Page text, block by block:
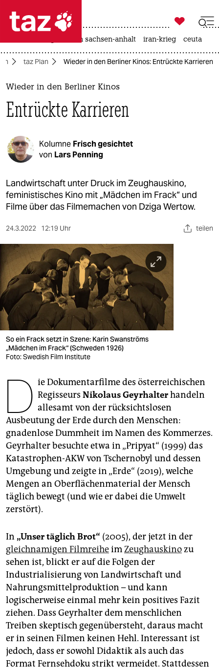
 taz zahl ich
taz zahl ich
themen
politik
öko
gesellschaft
kultur
sport
nord
wahrheit
verlag
verlag
veranstaltungen
shop
fragen & hilfe
unterstützen
genossenschaft
epaper login

taz zahl ich
landtagswahl in sachsen-anhalt iran-krieg ceuta
taz Plan Wieder in den Berliner Kinos: Entrückte Karrieren
Wieder in den Berliner Kinos
Entrückte Karrieren
Kolumne Frisch gesichtet
von Lars Penning
Landwirtschaft unter Druck im Zeughauskino,
feministisches Kino mit „Mädchen im Frack“ und
Filme über das Filmemachen von Dziga Wertow.
24.3.2022 12:19 Uhr teilen
So ein Frack setzt in Szene: Karin Swanströms
„Mädchen im Frack“ (Schweden 1926)
Foto: Swedish Film Institute
D ie Dokumentarfilme des österreichischen
Regisseurs Nikolaus Geyrhalterhandeln
allesamt von der rücksichtslosen
Ausbeutung der Erde durch den Menschen:
gnadenlose Dummheit im Namen des Kommerzes.
Geyrhalter besuchte etwa in „Pripyat“ (1999) das
Katastrophen-AKW von Tschernobyl und dessen
Umgebung und zeigte in „Erde“ (2019), welche
Mengen an Oberflächenmaterial der Mensch
täglich bewegt (und wie er dabei die Umwelt
zerstört).
In „Unser täglich Brot“ (2005), der jetzt in der
gleichnamigen FilmreiheimZeughauskinozu
sehen ist, blickt er auf die Folgen der
Industrialisierung von Landwirtschaft und
Nahrungsmittelproduktion – und kann
logischerweise einmal mehr kein positives Fazit
ziehen. Dass Geyrhalter dem menschlichen
Treiben skeptisch gegenübersteht, daraus macht
er in seinen Filmen keinen Hehl. Interessant ist
jedoch, dass er sowohl Didaktik als auch das
Format Fernsehdoku strikt vermeidet. Stattdessen